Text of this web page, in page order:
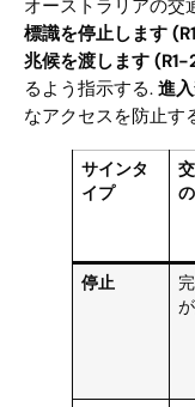
オーストラリアの交
標識を停止します
兆候を渡します (R1-
るよう指示する. 進
なアクセスを防止す
サインタ
イプ
停止